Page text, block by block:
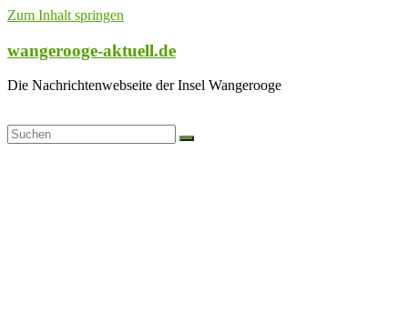
Zum Inhalt springen
wangerooge-aktuell.de
Die Nachrichtenwebseite der Insel Wangerooge